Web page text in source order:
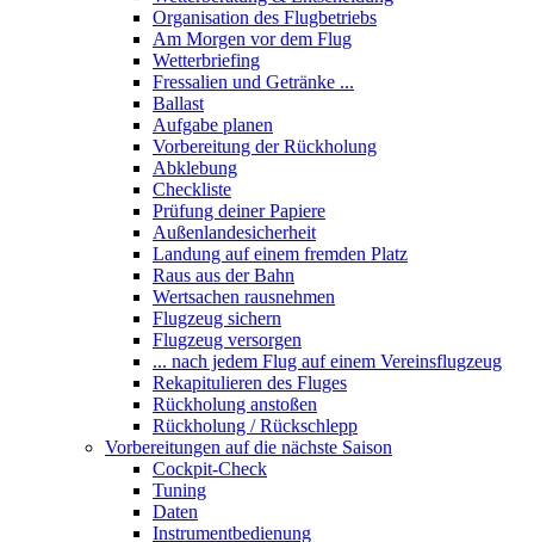
Organisation des Flugbetriebs
Am Morgen vor dem Flug
Wetterbriefing
Fressalien und Getränke ...
Ballast
Aufgabe planen
Vorbereitung der Rückholung
Abklebung
Checkliste
Prüfung deiner Papiere
Außenlandesicherheit
Landung auf einem fremden Platz
Raus aus der Bahn
Wertsachen rausnehmen
Flugzeug sichern
Flugzeug versorgen
... nach jedem Flug auf einem Vereinsflugzeug
Rekapitulieren des Fluges
Rückholung anstoßen
Rückholung / Rückschlepp
Vorbereitungen auf die nächste Saison
Cockpit-Check
Tuning
Daten
Instrumentbedienung